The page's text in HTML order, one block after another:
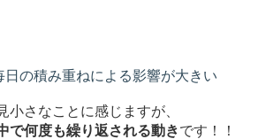
日の積み重ねによる影響が大きい
小さなことに感じますが、
で何度も繰り返される動きです！！